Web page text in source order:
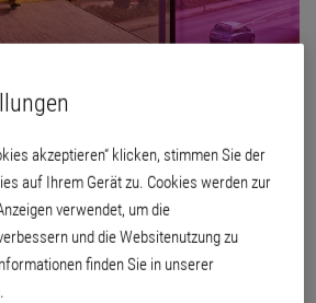
werden vornehmlich im Brillux Gästehaus B-
über die bunt verglaste Brücke mit dem
verbunden ist.
und des Miteinanders, an dem die Teilnehmer die
einmal Revue passieren lassen können und sich
kennenlernen.
akzeptieren“ klicken, stimmen Sie der
auf Ihrem Gerät zu. Cookies werden zur
verwendet, um die
und die Websitenutzung zu
finden Sie in unserer
.